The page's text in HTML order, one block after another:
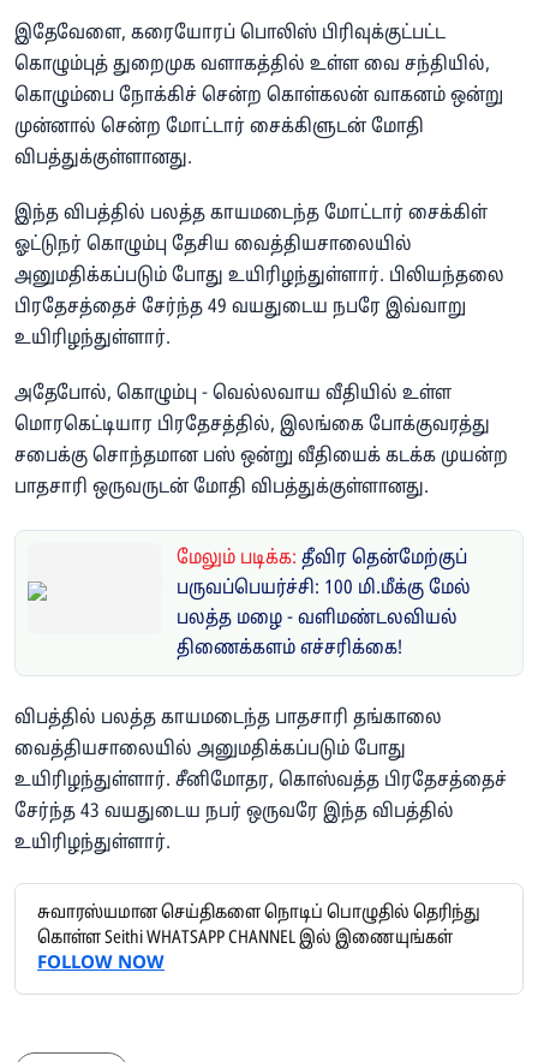
இதேவேளை, கரையோரப் பொலிஸ் பிரிவுக்குட்பட்ட
கொழும்புத் துறைமுக வளாகத்தில் உள்ள வை சந்தியில்,
கொழும்பை நோக்கிச் சென்ற கொள்கலன் வாகனம் ஒன்று
முன்னால் சென்ற மோட்டார் சைக்கிளுடன் மோதி
விபத்துக்குள்ளானது.
இந்த விபத்தில் பலத்த காயமடைந்த மோட்டார் சைக்கிள்
ஓட்டுநர் கொழும்பு தேசிய வைத்தியசாலையில்
அனுமதிக்கப்படும் போது உயிரிழந்துள்ளார். பிலியந்தலை
பிரதேசத்தைச் சேர்ந்த 49 வயதுடைய நபரே இவ்வாறு
உயிரிழந்துள்ளார்.
அதேபோல், கொழும்பு - வெல்லவாய வீதியில் உள்ள
மொரகெட்டியார பிரதேசத்தில், இலங்கை போக்குவரத்து
சபைக்கு சொந்தமான பஸ் ஒன்று வீதியைக் கடக்க முயன்ற
பாதசாரி ஒருவருடன் மோதி விபத்துக்குள்ளானது.
மேலும் படிக்க: தீவிர தென்மேற்குப்
பருவப்பெயர்ச்சி: 100 மி.மீக்கு மேல்
பலத்த மழை - வளிமண்டலவியல்
திணைக்களம் எச்சரிக்கை!
விபத்தில் பலத்த காயமடைந்த பாதசாரி தங்காலை
வைத்தியசாலையில் அனுமதிக்கப்படும் போது
உயிரிழந்துள்ளார். சீனிமோதர, கொஸ்வத்த பிரதேசத்தைச்
சேர்ந்த 43 வயதுடைய நபர் ஒருவரே இந்த விபத்தில்
உயிரிழந்துள்ளார்.
சுவாரஸ்யமான செய்திகளை நொடிப் பொழுதில் தெரிந்து
கொள்ள Seithi WHATSAPP CHANNEL இல் இணையுங்கள்
FOLLOW NOW